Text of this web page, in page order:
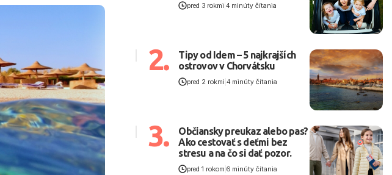
pred 3 rokmi |4 minúty čítania
2.
Tipy od Idem – 5 najkrajších
ostrovov v Chorvátsku
pred 2 rokmi |4 minúty čítania
3.
Občiansky preukaz alebo pas?
Ako cestovať s deťmi bez
stresu a na čo si dať pozor.
pred 1 rokom |6 minúty čítania